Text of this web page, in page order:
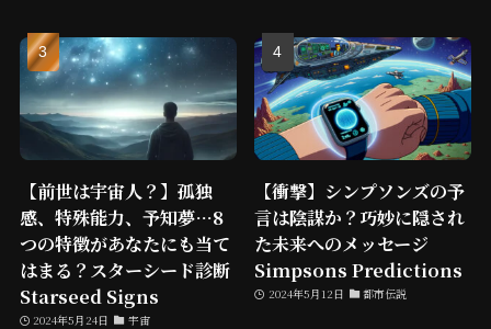
【前世は宇宙人？】孤独
感、特殊能力、予知夢…8
つの特徴があなたにも当て
はまる？スターシード診断
Starseed Signs
2024年5月24日 宇宙
【衝撃】シンプソンズの予
言は陰謀か？巧妙に隠され
た未来へのメッセージ
Simpsons Predictions
2024年5月12日 都市伝説